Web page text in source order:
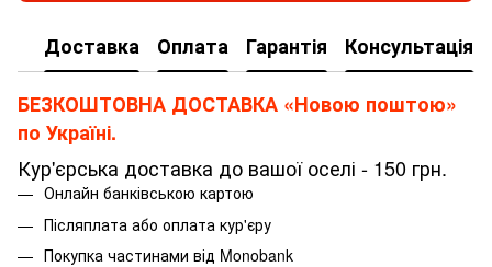
Доставка Оплата Гарантія Консультація
БЕЗКОШТОВНА ДОСТАВКА «Новою поштою»
по Україні.
Кур'єрська доставка до вашої оселі - 150 грн.
Онлайн банківською картою
Післяплата або оплата кур'єру
Покупка частинами від Monobank